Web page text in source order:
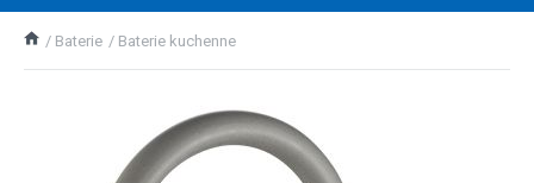
Baterie Baterie kuchenne